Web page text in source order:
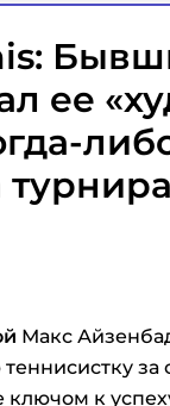
ее
Макс
за
ключом к